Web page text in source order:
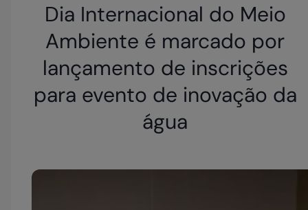
Dia Internacional do Meio
Ambiente é marcado por
lançamento de inscrições
para evento de inovação da
água